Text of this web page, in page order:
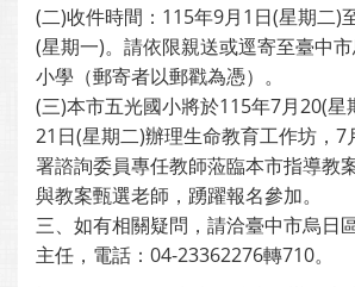
(二)收件時間：115年9月1日(星期二)
(星期一)。請依限親送或逕寄至臺中
小學（郵寄者以郵戳為憑）。
(三)本市五光國小將於115年7月20(星
21日(星期二)辦理生命教育工作坊，7
署諮詢委員專任教師蒞臨本市指導教
與教案甄選老師，踴躍報名參加。
三、如有相關疑問，請洽臺中市烏日
主任，電話：04-23362276轉710。